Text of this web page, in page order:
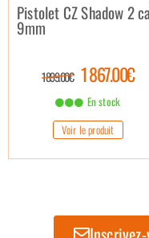
Pistolet CZ Shadow 2
9mm
1 899.00€ 1 867.00€
En stock
Voir le produit